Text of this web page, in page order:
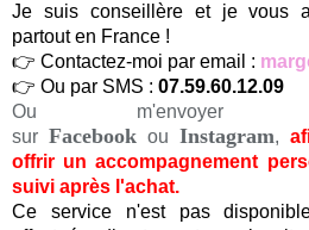
Je suis conseillère et je vous
partout en France !
👉 Contactez-moi par email :
👉 Ou par SMS : 07.59.60.12.09
Ou m'envoyer
sur Facebook ou Instagram, a
offrir un accompagnement
suivi après l'achat.
Ce service n'est pas